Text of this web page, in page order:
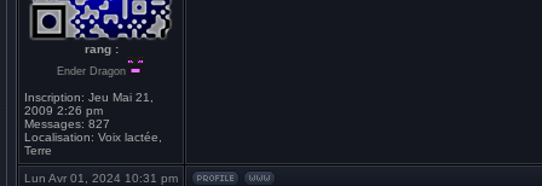
rang :
Ender Dragon
Inscription: Jeu Mai 21,
2009 2:26 pm
Messages: 827
Localisation: Voix lactée,
Terre
Lun Avr 01, 2024 10:31 pm